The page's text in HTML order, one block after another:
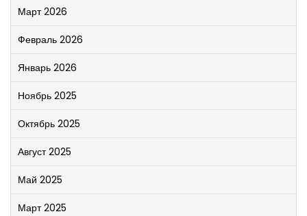
Март 2026
Февраль 2026
Январь 2026
Ноябрь 2025
Октябрь 2025
Август 2025
Май 2025
Март 2025